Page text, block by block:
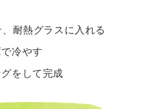
耐熱グラスに入れる
冷やす
をして完成